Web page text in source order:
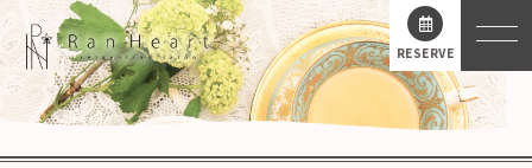
RESERVE